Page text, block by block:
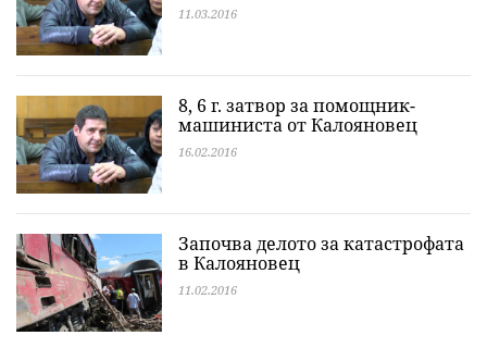
11.03.2016
8, 6 г. затвор за помощник-
машиниста от Калояновец
16.02.2016
Започва делото за катастрофата
в Калояновец
11.02.2016